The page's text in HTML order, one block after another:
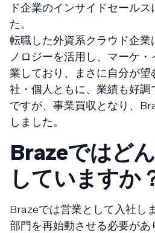
ド企業のインサイドセール
た。
転職した外資系クラウド企業
ノロジーを活用し、マーケ
業しており、まさに自分が
社・個人ともに、業績も好
ですが、事業買収となり、
しました。
Brazeではど
していますか
Brazeでは営業として入社し
部門を再始動させる必要が